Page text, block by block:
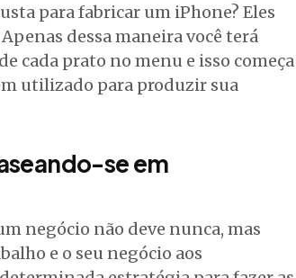
para fabricar um iPhone? Eles
dessa maneira você terá
cada prato no menu e isso começa
utilizado para produzir sua
se em
negócio não deve nunca, mas
e o seu negócio aos